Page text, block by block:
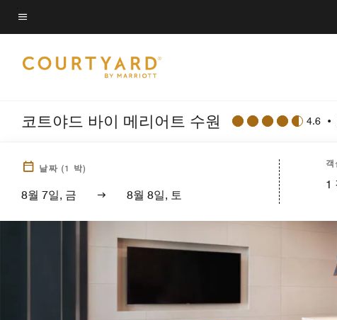
Skip
to
content
메뉴 텍스트
코트야드 바이 메리어트 수원 4.6 •
날짜 (1 박)
8월 7일, 금 8월 8일, 토
1